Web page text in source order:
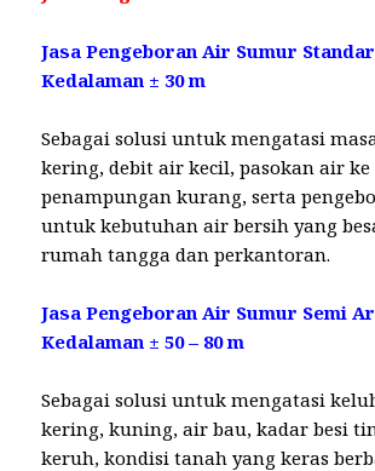
Jasa Pengeboran Air Sumur
Kedalaman ± 30 m
Sebagai solusi untuk mengatasi
kering, debit air kecil, pasokan air ke
penampungan kurang, serta
untuk kebutuhan air bersih yang
rumah tangga dan perkantoran.
Jasa Pengeboran Air Sumur Semi
Kedalaman ± 50 – 80 m
Sebagai solusi untuk mengatasi
kering, kuning, air bau, kadar besi
keruh, kondisi tanah yang keras